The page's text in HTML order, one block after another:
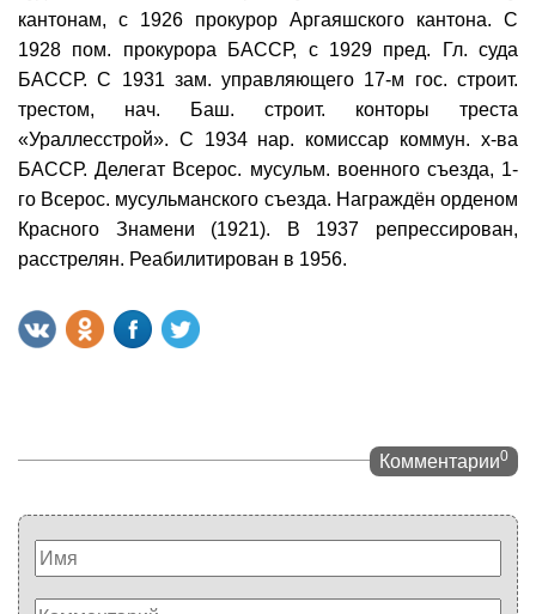
кантонам, с 1926 прокурор Аргаяшского кантона. С
1928 пом. прокурора БАССР, с 1929 пред. Гл. суда
БАССР. С 1931 зам. управляющего 17-м гос. строит.
трестом, нач. Баш. строит. конторы треста
«Ураллесстрой». С 1934 нар. комиссар коммун. х-ва
БАССР. Делегат Всерос. мусульм. военного съезда, 1-
го Всерос. мусульманского съезда. Награждён орденом
Красного Знамени (1921). В 1937 репрессирован,
расстрелян. Реабилитирован в 1956.
Комментарии0